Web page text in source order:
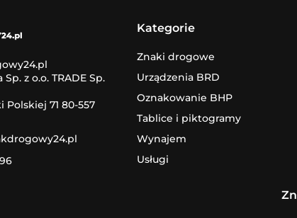
z o.o. TRADE Sp.
Polskiej 71 80-557
Kategorie
Znaki drogowe
Urządzenia BRD
Oznakowanie BHP
Tablice i piktogramy
Wynajem
Usługi